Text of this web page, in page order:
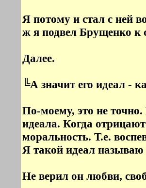
Я потому и стал с ней
ж я подвел Брущенко к
Далее.
╚А значит его идеал -
По-моему, это не точно.
идеала. Когда
моральность. Т.е.
Я такой идеал
Не верил он любви,